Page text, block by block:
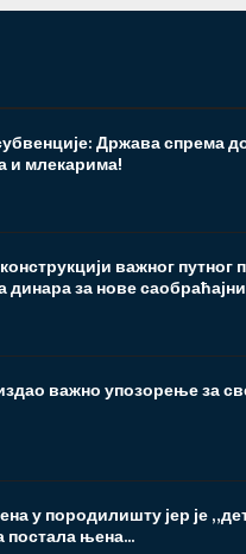
Држава спрема
млекарима!
важног путног
за нове
важно упозорење за
у породилишту јер је
постала њена...